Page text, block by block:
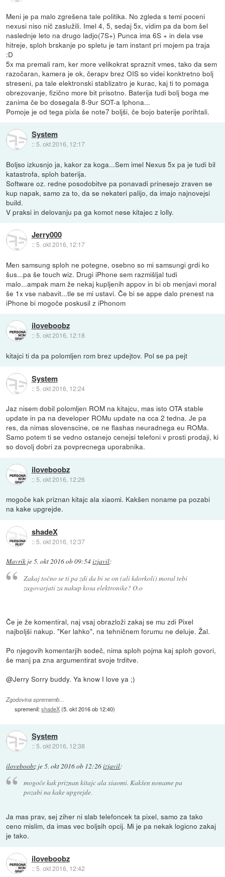
Meni je pa malo zgrešena tale politika. No zgleda s temi poceni
nexusi niso nič zaslužili. Imel 4, 5, sedaj 5x, vidim pa da bom šel
naslednje leto na drugo ladjo(7S+) Punca ima 6S + in dela vse
hitreje, sploh brskanje po spletu je tam instant pri mojem pa traja
:D
5x ma premali ram, ker more velikokrat spraznit vmes, tako da sem
razočaran, kamera je ok, čerapv brez OIS so videi konktretno bolj
streseni, pa tale elektronski stablizatro je kurac, kaj ti to pomaga
obrezovanje, fizično more bit prisotno. Baterija tudi bolj boga me
zanima če bo dosegala 8-9ur SOT-a Iphona...
Pomoje je od tega pixla še note7 boljši, če bojo baterije porihtali.
System
:: 5. okt 2016, 12:17
Boljso izkusnjo ja, kakor za koga...Sem imel Nexus 5x pa je tudi bil
katastrofa, sploh baterija.
Software oz. redne posodobitve pa ponavadi prinesejo zraven se
kup napak, samo za to, da se nekateri palijo, da imajo najnovejsi
build.
V praksi in delovanju pa ga komot nese kitajec z lolly.
Jerry000
::5. okt 2016, 12:17
Men samsung sploh ne potegne, osebno so mi samsungi grdi ko
šus...pa še touch wiz. Drugi iPhone sem razmišljal tudi
malo...ampak mam že nekaj kupljenih appov in bi ob menjavi moral
še 1x vse nabavit...tle se mi ustavi. Če bi se appe dalo prenest na
iPhone bi mogoče poskusil z iPhonom
iloveboobz
:: 5. okt 2016, 12:18
kitajci ti da pa polomljen rom brez updejtov. Pol se pa pejt
System
::5. okt 2016, 12:24
Jaz nisem dobil polomljen ROM na kitajcu, mas isto OTA stable
update in pa na developer ROMu update na cca 2 tedna. Je pa
res, da nimas slovenscine, ce ne flashas neuradnega eu ROMa.
Samo potem ti se vedno ostanejo cenejsi telefoni v prosti prodaji, ki
so dovolj dobri za povprecnega uporabnika.
iloveboobz
:: 5. okt 2016, 12:26
mogoče kak priznan kitajc ala xiaomi. Kakšen noname pa pozabi
na kake upgrejde.
shadeX
::5. okt 2016, 12:37
Mavrik je5. okt 2016 ob 09:54izjavil:
Zakaj točno se ti pa zdi da bi se on (ali kdorkoli) moral tebi
zagovarjati za nakup kosa elektronike? O.o
Če je že komentiral, naj vsaj obrazloži zakaj se mu zdi Pixel
najboljši nakup. "Ker lahko", na tehničnem forumu ne deluje. Žal.
Po njegovih komentarjih sodeč, nima sploh pojma kaj sploh govori,
še manj pa zna argumentirat svoje trditve.
@Jerry Sorry buddy. Ya know I love ya ;)
Zgodovina sprememb…
spremenil:shadeX(5. okt 2016 ob 12:40)
System
:: 5. okt 2016, 12:38
iloveboobz je5. okt 2016 ob 12:26izjavil:
mogoče kak priznan kitajc ala xiaomi. Kakšen noname pa
pozabi na kake upgrejde.
Ja mas prav, sej ziher ni slab telefoncek ta pixel, samo za tako
ceno mislim, da imas vec boljsih opcij. Mi je pa nekak logicno zakaj
je tako.
iloveboobz
::5. okt 2016, 12:42